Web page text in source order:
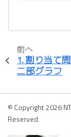
前へ
1.割り当て
二部グラフ
© Copyright 2026
Reserved.